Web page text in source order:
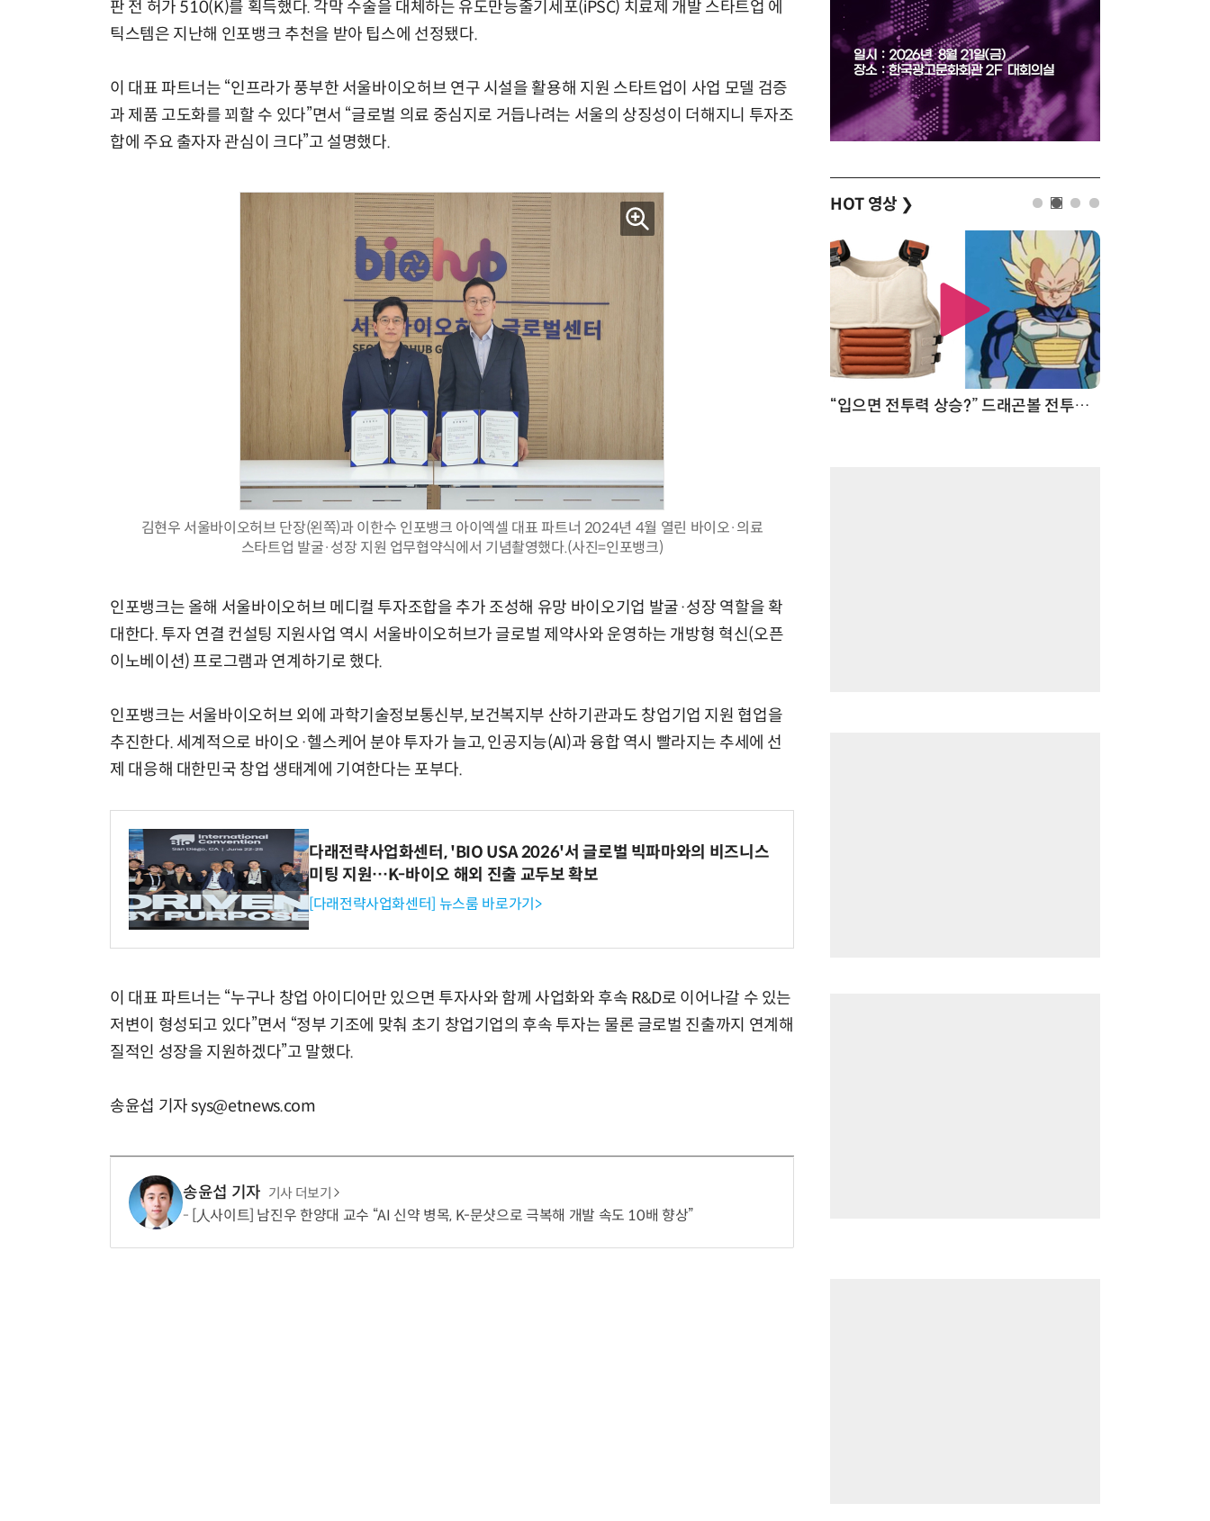
판 전 허가 510(K)를 획득했다. 각막 수술을 대체하는 유도만능줄기세포(iPSC) 치료제 개발 스타트업 에
틱스템은 지난해 인포뱅크 추천을 받아 팁스에 선정됐다.
이 대표 파트너는 “인프라가 풍부한 서울바이오허브 연구 시설을 활용해 지원 스타트업이 사업 모델 검증
과 제품 고도화를 꾀할 수 있다”면서 “글로벌 의료 중심지로 거듭나려는 서울의 상징성이 더해지니 투자조
합에 주요 출자자 관심이 크다”고 설명했다.
김현우 서울바이오허브 단장(왼쪽)과 이한수 인포뱅크 아이엑셀 대표 파트너 2024년 4월 열린 바이오·의료
스타트업 발굴·성장 지원 업무협약식에서 기념촬영했다.(사진=인포뱅크)
인포뱅크는 올해 서울바이오허브 메디컬 투자조합을 추가 조성해 유망 바이오기업 발굴·성장 역할을 확
대한다. 투자 연결 컨설팅 지원사업 역시 서울바이오허브가 글로벌 제약사와 운영하는 개방형 혁신(오픈
이노베이션) 프로그램과 연계하기로 했다.
인포뱅크는 서울바이오허브 외에 과학기술정보통신부, 보건복지부 산하기관과도 창업기업 지원 협업을
추진한다. 세계적으로 바이오·헬스케어 분야 투자가 늘고, 인공지능(AI)과 융합 역시 빨라지는 추세에 선
제 대응해 대한민국 창업 생태계에 기여한다는 포부다.
다래전략사업화센터, 'BIO USA 2026'서 글로벌 빅파마와의 비즈니스
미팅 지원…K-바이오 해외 진출 교두보 확보
[다래전략사업화센터] 뉴스룸 바로가기>
이 대표 파트너는 “누구나 창업 아이디어만 있으면 투자사와 함께 사업화와 후속 R&D로 이어나갈 수 있는
저변이 형성되고 있다”면서 “정부 기조에 맞춰 초기 창업기업의 후속 투자는 물론 글로벌 진출까지 연계해
질적인 성장을 지원하겠다”고 말했다.
송윤섭 기자 sys@etnews.com
송윤섭 기자 기사 더보기
[人사이트] 남진우 한양대 교수 “AI 신약 병목, K-문샷으로 극복해 개발 속도 10배 향상”
HOT 영상 ❯
“계속 쫓아왔다”…도망치던 우크라 민간인 공격한 러 자폭 드론 “입으면 전투력 상승?” 드래곤볼 전투복 닮은 중량조끼